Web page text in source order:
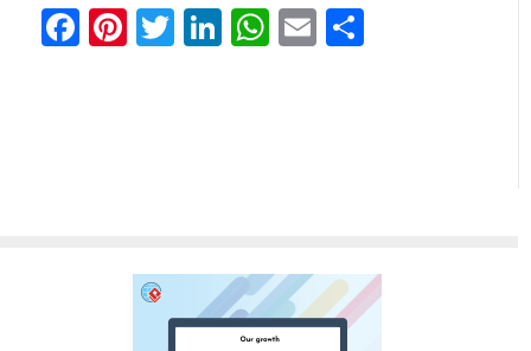
Facebook
Pinterest
Twitter
LinkedIn
WhatsApp
Email